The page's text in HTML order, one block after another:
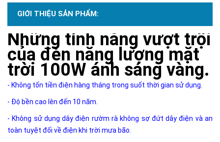
GIỚI THIỆU SẢN PHẨM:
Những tính năng vượt trội
của đèn năng lượng mặt
trời 100W ánh sáng vàng.
- Không tốn tiền điện hàng tháng trong suốt thời gian sử dụng.
- Độ bền cao lên đến 10 năm.
- Không sử dụng dây điện rườm rà không sợ đứt dây điện và an
toàn tuyệt đối về điện khi trời mưa bão.